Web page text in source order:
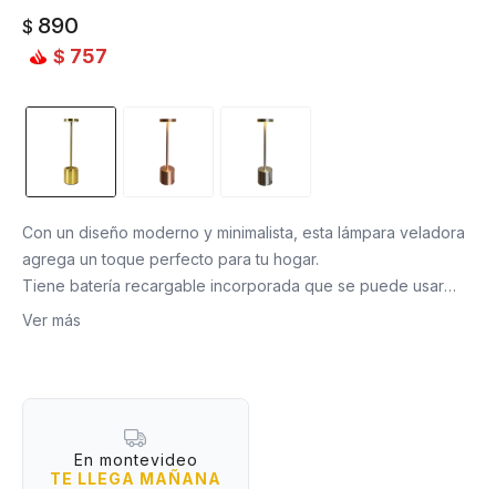
$ 890
$ 757
Con un diseño moderno y minimalista, esta lámpara veladora
agrega un toque perfecto para tu hogar.
Tiene batería recargable incorporada que se puede usar
hasta 24 horas de acuerdo a la intensidad de la luz.
- Autonomía y batería hasta 24 según la intensidad de uso.
- 3 Intensidades de luz (fría, cálida e intermedia)
Ver más
En montevideo
TE LLEGA MAÑANA